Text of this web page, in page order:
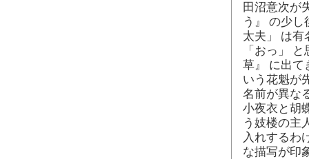
田沼意次が
う』 の少
太夫」 は有
「おっ」
草』 に出て
いう花魁が
名前が異な
小夜衣と胡
う妓楼の主
入れするわ
な描写が印